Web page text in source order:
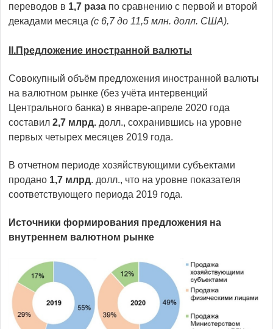
переводов в 1,7 раза по сравнению с первой и второй
декадами месяца (с 6,7 до 11,5 млн. долл. США).
.Предложение иностранной валюты
Совокупный объём предложения иностранной валюты
на валютном рынке (без учёта интервенций
Центрального банка) в январе-апреле 2020 года
составил 2,7 млрд. долл., сохранившись на уровне
первых четырех месяцев 2019 года.
В отчетном периоде хозяйствующими субъектами
продано 1,7 млрд. долл., что на уровне показателя
соответствующего периода 2019 года.
Источники формирования предложения на
внутреннем валютном рынке